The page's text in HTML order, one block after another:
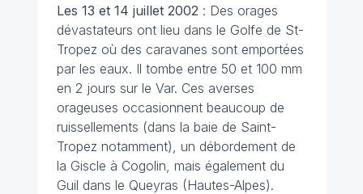
Les 13 et 14 juillet 2002 : Des orages
dévastateurs ont lieu dans le Golfe de St-
Tropez où des caravanes sont emportées
par les eaux. Il tombe entre 50 et 100 mm
en 2 jours sur le Var. Ces averses
orageuses occasionnent beaucoup de
ruissellements (dans la baie de Saint-
Tropez notamment), un débordement de
la Giscle à Cogolin, mais également du
Guil dans le Queyras (Hautes-Alpes).